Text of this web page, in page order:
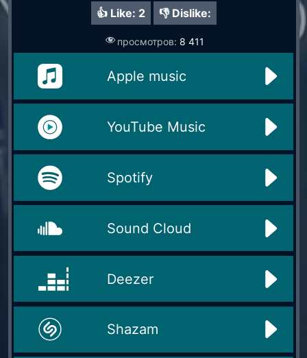
👍 Like: 2 👎 Dislike:
просмотров: 8 411
Apple music
YouTube Music
Spotify
Sound Cloud
Deezer
Shazam